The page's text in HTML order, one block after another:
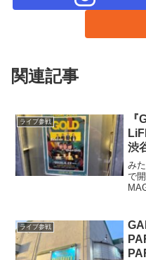
関連記事
ライブ参戦
渋
み
で
詳
ライブ参戦